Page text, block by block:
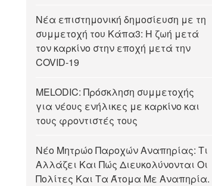
Νέα επιστημονική δημοσίευση με τη
συμμετοχή του Κάπα3: Η ζωή μετά
τον καρκίνο στην εποχή μετά την
COVID-19
MELODIC: Πρόσκληση συμμετοχής
για νέους ενήλικες με καρκίνο και
τους φροντιστές τους
Νέο Μητρώο Παροχών Αναπηρίας: Τι
Αλλάζει Και Πώς Διευκολύνονται Οι
Πολίτες Και Τα Άτομα Με Αναπηρία.